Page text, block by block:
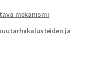
mekanismi
ja